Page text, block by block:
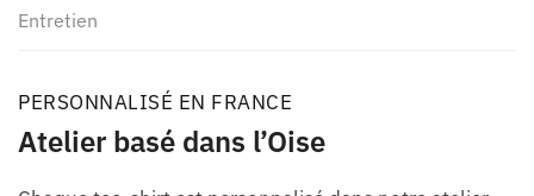
Entretien
PERSONNALISÉ EN FRANCE
Atelier basé dans l’Oise